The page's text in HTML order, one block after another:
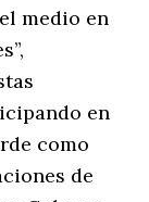
medio en
en
como
de